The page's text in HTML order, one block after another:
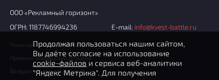
ООО «Рекламный горизонт»
ОГРН: 1187746994236
E-mail: info@kvest-battle.ru
Политика конфиденциальности
Правила модерации отзывов
Возврат денежных средств
Продолжая пользоваться нашим сайтом,
Вы даёте согласие на использование
cookie-файлови сервиса веб-аналитики
"Яндекс Метрика". Для получения